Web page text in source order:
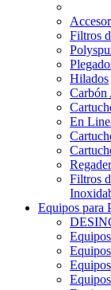
Filtros
Hilados
Carbón
En
Filtros
Equipos para